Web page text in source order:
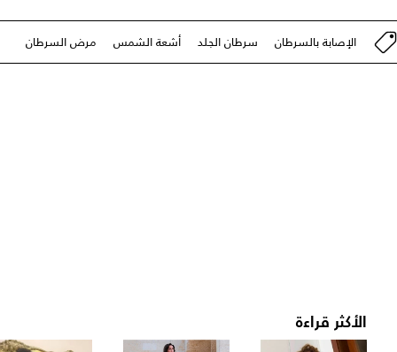
الإصابة بالسرطان سرطان الجلد أشعة الشمس مرض السرطان
الأكثر قراءة